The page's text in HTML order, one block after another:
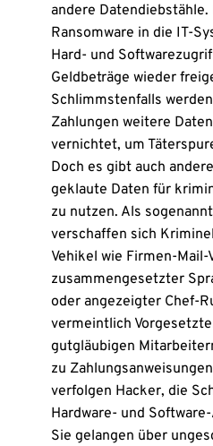
andere
Ransomware in die IT-
Hard- und
Geldbeträge wieder
Schlimmstenfalls
Zahlungen weitere
vernichtet, um
Doch es gibt auch
geklaute Daten für
zu nutzen. Als
verschaffen sich
Vehikel wie Firmen-Mail-
zusammengesetzter
oder angezeigter Chef-
vermeintlich
gutgläubigen
zu
verfolgen Hacker, die
Hardware- und
Sie gelangen über